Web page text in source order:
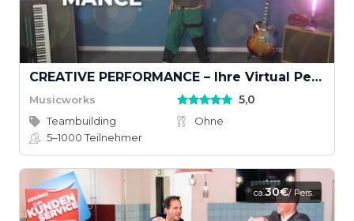
CREATIVE PERFORMANCE – Ihre Virtual Performance mit Musikvideodreh
Musicworks 5,0
Teambuilding
Ohne
5–1000Teilnehmer
ca.30€/ Pers.